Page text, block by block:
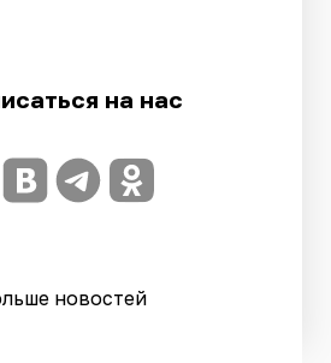
на нас
новостей